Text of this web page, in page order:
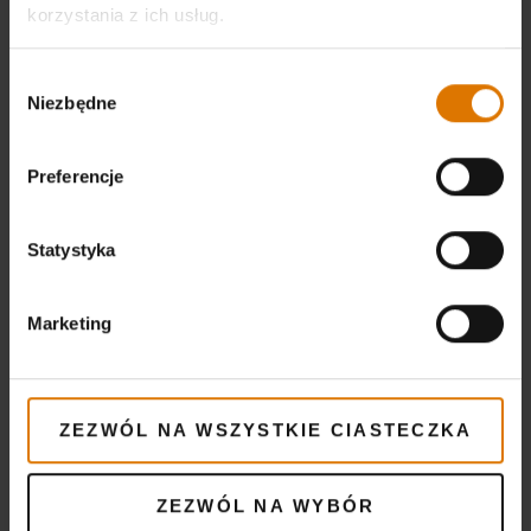
korzystania z ich usług.
zgody
Niezbędne
Preferencje
Statystyka
Marketing
ZEZWÓL NA WSZYSTKIE CIASTECZKA
ZEZWÓL NA WYBÓR
markę Weber. Ten sprzęt do grillowania z
wytrzymałością na wysoką temperaturę i
żeliwny ruszt pokryto dodatkowo emalią
aromatyzujące Flavorizer Bars ze stali
zapewni doskonałe wrażenia smakowe, takie,
Genesis II SP-335 GBS to grill, który ma aż 3
grillowaniu. Pojemna szafka środkowa, 6